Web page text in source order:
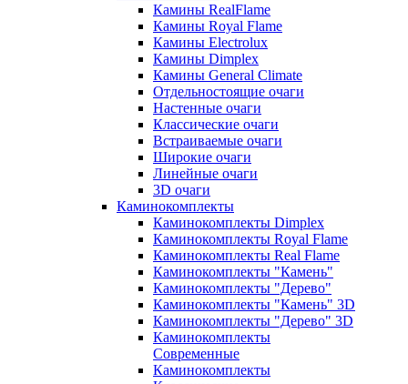
Камины RealFlame
Камины Royal Flame
Камины Electrolux
Камины Dimplex
Камины General Climate
Отдельностоящие очаги
Настенные очаги
Классические очаги
Встраиваемые очаги
Широкие очаги
Линейные очаги
3D очаги
Каминокомплекты
Каминокомплекты Dimplex
Каминокомплекты Royal Flame
Каминокомплекты Real Flame
Каминокомплекты "Камень"
Каминокомплекты "Дерево"
Каминокомплекты "Камень" 3D
Каминокомплекты "Дерево" 3D
Каминокомплекты
Современные
Каминокомплекты